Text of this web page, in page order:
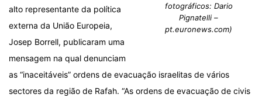
fotográficos: Dario
Pignatelli –
pt.euronews.com)
alto representante da política
externa da União Europeia,
Josep Borrell, publicaram uma
mensagem na qual denunciam
as “inaceitáveis” ordens de evacuação israelitas de vários
sectores da região de Rafah. “As ordens de evacuação de civis